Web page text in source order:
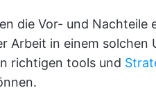
die Vor- und Nachteile
Arbeit in einem solchen
richtigen tools und